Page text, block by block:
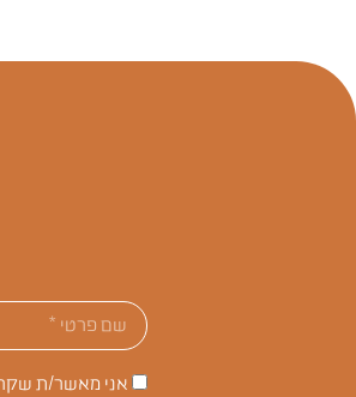
אני מאשר/ת